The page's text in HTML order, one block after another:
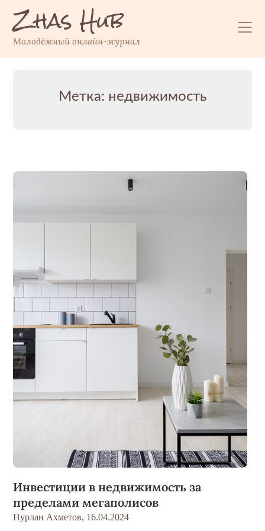
Перейти
содержимому
Zhas Hub
Молодёжный онлайн-журнал
Метка: недвижимость
Инвестиции в недвижимость за
пределами мегаполисов
Нурлан Ахметов, 16.04.2024